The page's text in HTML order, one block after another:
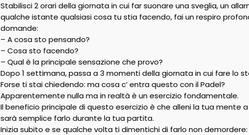
Stabilisci 2 orari della giornata in cui far suonare una sveglia, un
qualche istante qualsiasi cosa tu stia facendo, fai un respiro
domande:
– A cosa sto pensando?
– Cosa sto facendo?
– Qual è la principale sensazione che provo?
Dopo 1 settimana, passa a 3 momenti della giornata in cui fare lo
Forse ti stai chiedendo: ma cosa c’ entra questo con il Padel?
Apparentemente nulla ma in realtà è un esercizio fondamentale.
Il beneficio principale di questo esercizio è che alleni la tua mente
sarà semplice farlo durante la tua partita.
Inizia subito e se qualche volta ti dimentichi di farlo non